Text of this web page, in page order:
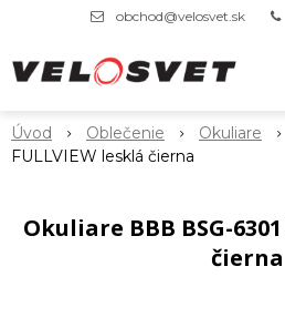
obchod@velosvet.sk
Úvod Oblečenie Okuliare
FULLVIEW lesklá čierna
Okuliare BBB BSG-
čierna